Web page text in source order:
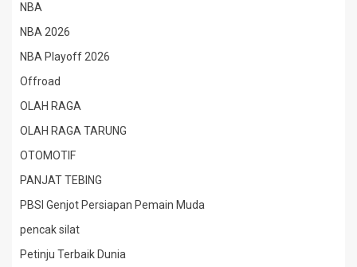
NBA
NBA 2026
NBA Playoff 2026
Offroad
OLAH RAGA
OLAH RAGA TARUNG
OTOMOTIF
PANJAT TEBING
PBSI Genjot Persiapan Pemain Muda
pencak silat
Petinju Terbaik Dunia